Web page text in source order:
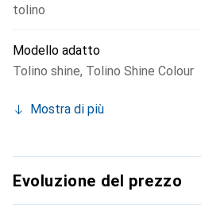
tolino
Modello adatto
Tolino shine, Tolino Shine Colour
Mostra di più
Evoluzione del prezzo